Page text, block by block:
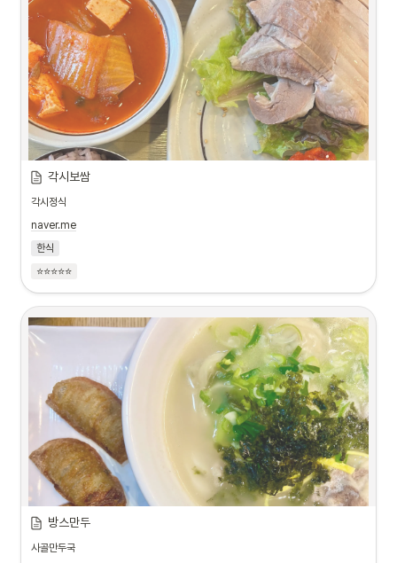
각시보쌈
각시정식
naver.me
한식
⭐⭐⭐⭐⭐
방스만두
사골만두국